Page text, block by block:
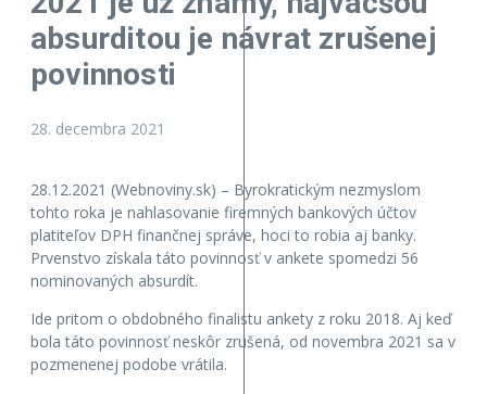
absurditou je návrat zrušenej
povinnosti
28. decembra 2021
28.12.2021 (Webnoviny.sk) – Byrokratickým nezmyslom
tohto roka je nahlasovanie firemných bankových účtov
platiteľov DPH finančnej správe, hoci to robia aj banky.
Prvenstvo získala táto povinnosť v ankete spomedzi 56
nominovaných absurdít.
Ide pritom o obdobného finalistu ankety z roku 2018. Aj keď
bola táto povinnosť neskôr zrušená, od novembra 2021 sa v
pozmenenej podobe vrátila.